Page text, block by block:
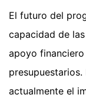
El futuro del
capacidad de
apoyo
actualmente el